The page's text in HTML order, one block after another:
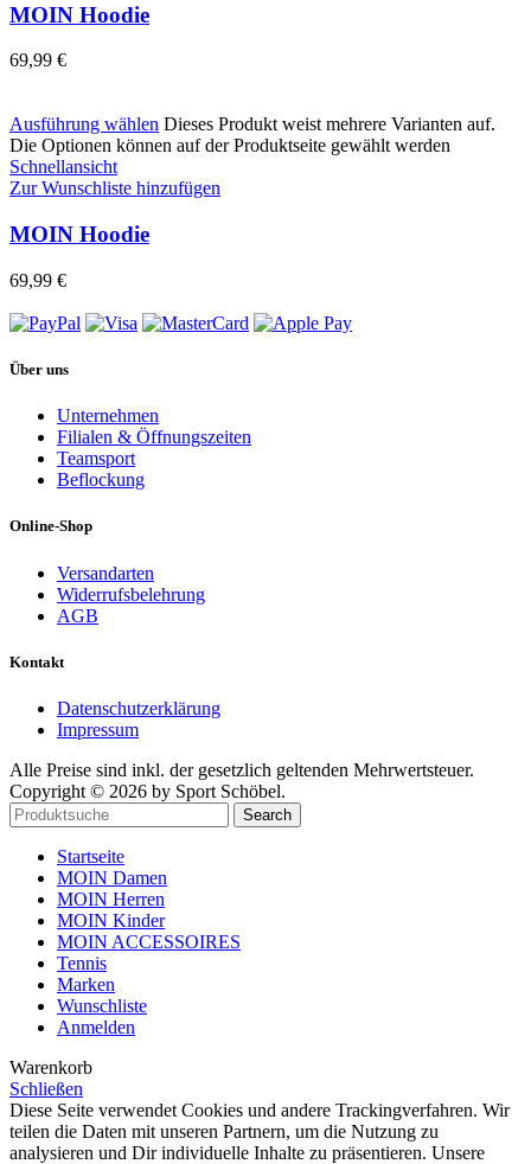
MOIN Hoodie
69,99 €
Ausführung wählen Dieses Produkt weist mehrere Varianten auf.
Die Optionen können auf der Produktseite gewählt werden
Schnellansicht
Zur Wunschliste hinzufügen
MOIN Hoodie
69,99 €
Über uns
Unternehmen
Filialen & Öffnungszeiten
Teamsport
Beflockung
Online-Shop
Versandarten
Widerrufsbelehrung
AGB
Kontakt
Datenschutzerklärung
Impressum
Alle Preise sind inkl. der gesetzlich geltenden Mehrwertsteuer.
Copyright © 2026 by Sport Schöbel.
Search
Startseite
MOIN Damen
MOIN Herren
MOIN Kinder
MOIN ACCESSOIRES
Tennis
Marken
Wunschliste
Anmelden
Warenkorb
Schließen
Diese Seite verwendet Cookies und andere Trackingverfahren. Wir
teilen die Daten mit unseren Partnern, um die Nutzung zu
analysieren und Dir individuelle Inhalte zu präsentieren. Unsere